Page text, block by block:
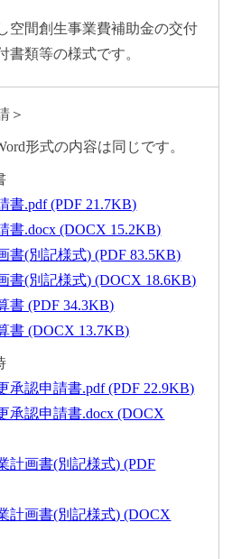
空間創生事業費補助金の交付
書類等の様式です。
＞
形式の内容は同じです。
書.pdf (PDF 21.7KB)
書.docx (DOCX 15.2KB)
書(別記様式) (PDF 83.5KB)
書(別記様式) (DOCX 18.6KB)
書 (PDF 34.3KB)
書 (DOCX 13.7KB)
承認申請書.pdf (PDF 22.9KB)
承認申請書.docx (DOCX
計画書(別記様式) (PDF
計画書(別記様式) (DOCX